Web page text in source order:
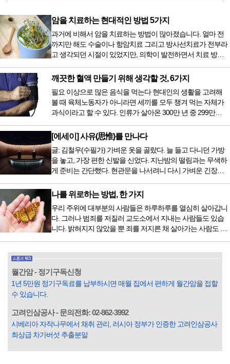
암을 치료하는 현대적인 방법 5가지
과거에 비해서 암을 치료하는 방법이 많아졌습니다. 얼마 전
까지만 해도 수술이나 항암치료 그리고 방사선치료가 전부라
고 생각되던 시절이 있었지만, 의학이 발전하면서 치료 방법
오면서 암을 치료하는 방법이 하나 더 추가되었습니다. 중입
자 치료를 받기 위해서는 일본이나 독일 등 중입자 치료기가
있는 나라에 가서 힘들게 치료받았지만 얼마 전 국내 도입 후
전립선암 환자를 시작으로 중입자 치료기가 가동되었습니다.
치료 범위가 한정되어 모든 암 환자가 중입자 치료를 받을 수
는 없지만 치료...
깨끗한 혈액 만들기 위해 생각할 것, 6가지
필요 이상으로 많은 음식을 먹는다 현대인의 생활을 고려해
볼 때 육체노동자가 아니라면 세끼를 모두 챙겨 먹는 자체가
과식이라고 할 수 있다. 인류가 살아온 300만 년 중 299만
저녁을 습관적으로 음식을 섭취한다. 게다가 밤늦은 시간까지
음식을 먹거나, 아침에 식욕이 없는데도 ‘아침을 먹어야 하루
가 활기차다’라는 이야기에 사로잡혀 억지로 먹는 경우가 많
다. 식욕이 없다는 느낌은 본능이 보내는 신호다. 즉 먹어도 소
화할 힘이 없다거나 더 이상 먹으면 혈액 안에 잉여물...
[에세이] 사유(思惟)를 만나다
글: 김철우(수필가) 가벼운 옷을 골랐다. 늘 들고 다니던 가방
을 놓고, 가장 편한 신발을 신었다. 지난밤의 떨림과는 무색하
게 준비는 간단했다. 현관문을 나서려니 다시 가벼운 긴장감
막이 열리기 전. 그 특유의 무대 냄새를 맡았을 때의 긴장감 같
은 것이었다. 두 금동 미륵 반가사유상을 만나러 가는 길은 그
렇게 시작됐다. 두 반가사유상을 알게 된 것은 몇 해 전이었다.
잡지의 발행인으로 독자에게 선보일 좋은 콘텐츠를 고민하던
중 우리 문화재를 하나씩 소개하고자...
나를 위로하는 방법, 한 가지
우리 주위에 대부분의 사람들은 하루하루를 열심히 살아갑니
다. 그러나 범죄를 저질러 교도소에서 지내는 사람들도 있습
니다. 밝혀지지 않았을 뿐 죄를 저지른 채 살아가는 사람도 있
입힌다는 것입니다. 미꾸라지 한 마리가 시냇물을 흐린다는
옛말이 그저 허투루 생기지는 않은 듯합니다. 대부분의 사람
들은 열심히 살아갑니다. 그렇다고 97%의 사람들이 모두 착
월간암 - 정기구독신청
1년 5만원 정기구독료를 납부하시면 매월 집에서 편하게 월간암을 접할
수 있습니다.
고려인삼공사 - 문의전화: 02-862-3992
시베리아 자작나무에서 채취 관리, 러시아 정부가 인증한 고려인삼공사
최상급 차가버섯 추출분말